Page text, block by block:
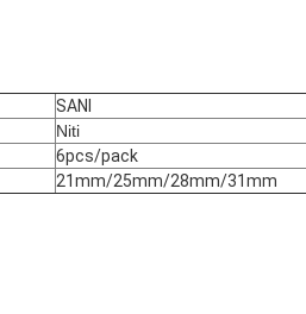
SANI
Niti
6pcs/pack
21mm/25mm/28mm/31mm